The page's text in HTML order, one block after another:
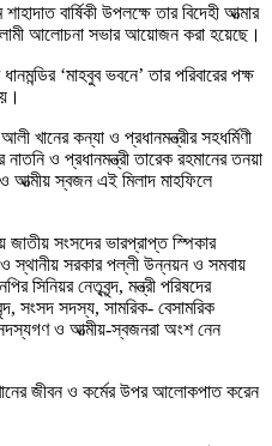
বার্ষিকী উপলক্ষে তার বিদেহী আত্মার
আলোচনা সভার আয়োজন করা হয়েছে।
‘মাহবুব ভবনে’ তার পরিবারের পক্ষ
খানের কন্যা ও প্রধানমন্ত্রীর সহধর্মিণী
ও প্রধানমন্ত্রী তারেক রহমানের তনয়া
ও আত্মীয় স্বজন এই মিলাদ মাহফিলে
সংসদের ভারপ্রাপ্ত স্পিকার
ও স্থানীয় সরকার পল্লী উন্নয়ন ও সমবায়
সিনিয়র নেতৃবৃন্দ, মন্ত্রী পরিষদের
সংসদ সদস্য, সামরিক- বেসামরিক
সদস্যগণ ও আত্মীয়-স্বজনরা অংশ নেন
জীবন ও কর্মের উপর আলোকপাত করেন